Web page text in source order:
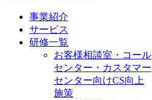
事業紹介
サービス
研修一覧
お客様相談室・コール
センター・カスタマー
センター向けCS向上
施策